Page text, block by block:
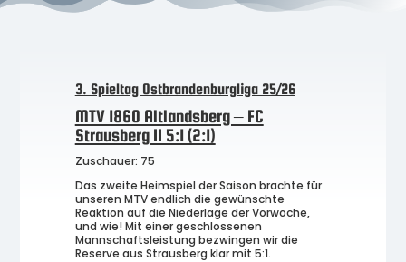
3. Spieltag Ostbrandenburgliga 25/26
MTV 1860 Altlandsberg – FC
Strausberg II 5:1 (2:1)
Zuschauer: 75
Das zweite Heimspiel der Saison brachte für
unseren MTV endlich die gewünschte
Reaktion auf die Niederlage der Vorwoche,
und wie! Mit einer geschlossenen
Mannschaftsleistung bezwingen wir die
Reserve aus Strausberg klar mit 5:1.